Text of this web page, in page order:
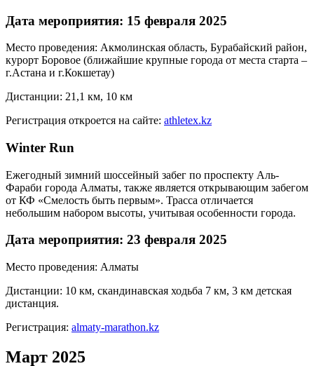
Дата мероприятия: 15 февраля 2025
Место проведения: Акмолинская область, Бурабайский район,
курорт Боровое (ближайшие крупные города от места старта –
г.Астана и г.Кокшетау)
Дистанции: 21,1 км, 10 км
Регистрация откроется на сайте: athletex.kz
Winter Run
Ежегодный зимний шоссейный забег по проспекту Аль-
Фараби города Алматы, также является открывающим забегом
от КФ «Смелость быть первым». Трасса отличается
небольшим набором высоты, учитывая особенности города.
Дата мероприятия: 23 февраля 2025
Место проведения: Алматы
Дистанции: 10 км, скандинавская ходьба 7 км, 3 км детская
дистанция.
Регистрация: almaty-marathon.kz
Март 2025